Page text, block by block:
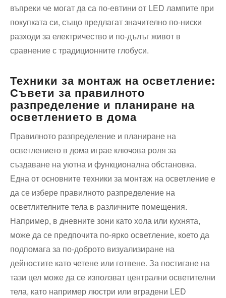
въпреки че могат да са по-евтини от LED лампите при
покупката си, също предлагат значително по-ниски
разходи за електричество и по-дълъг живот в
сравнение с традиционните глобуси.
Техники за монтаж на осветление:
Съвети за правилното
разпределение и планиране на
осветлението в дома
Правилното разпределение и планиране на
осветлението в дома играе ключова роля за
създаване на уютна и функционална обстановка.
Една от основните техники за монтаж на осветление е
да се избере правилното разпределение на
осветлителните тела в различните помещения.
Например, в дневните зони като хола или кухнята,
може да се предпочита по-ярко осветление, което да
подпомага за по-доброто визуализиране на
дейностите като четене или готвене. За постигане на
тази цел може да се използват централни осветителни
тела, като например люстри или вградени LED